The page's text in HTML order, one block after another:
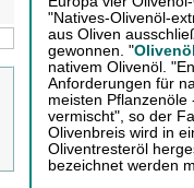
"Natives-Olivenöl-
aus Oliven
gewonnen. "
nativem Olivenöl.
Anforderungen für
meisten
vermischt", so der
Olivenbreis wird in
Oliventresteröl
bezeichnet werden